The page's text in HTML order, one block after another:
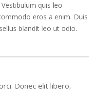
quis leo
eros a enim. Duis
blandit leo ut odio.
Donec elit libero,